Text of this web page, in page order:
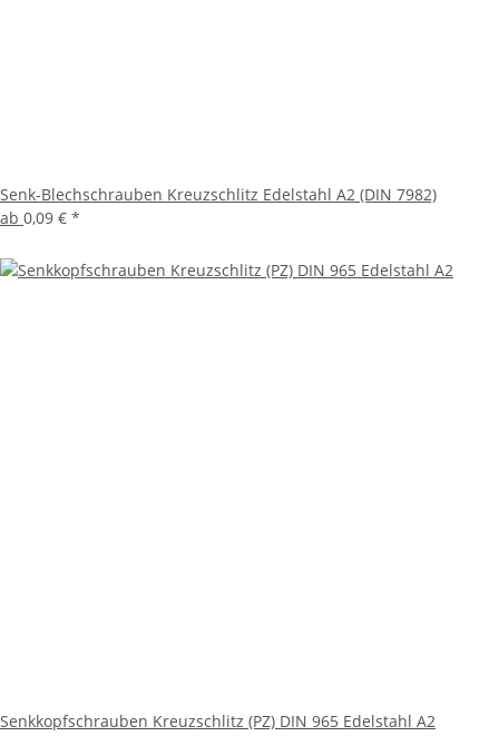
Senk-Blechschrauben Kreuzschlitz Edelstahl A2 (DIN 7982)
ab 0,09 € *
Senkkopfschrauben Kreuzschlitz (PZ) DIN 965 Edelstahl A2